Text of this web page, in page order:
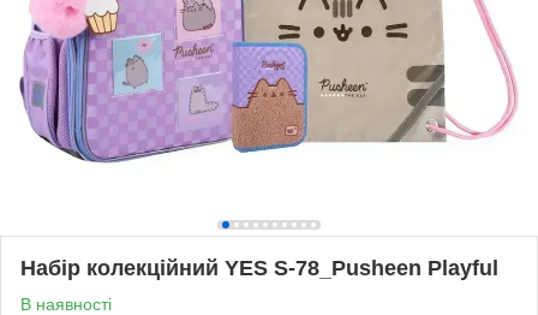
Набір колекційний YES S-78_Pusheen Playful
В наявності